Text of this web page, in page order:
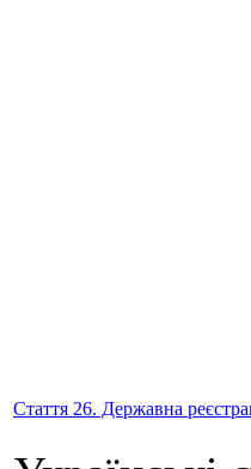
Стаття 26. Державна